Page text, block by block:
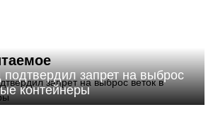
запрет на выброс
контейнеры